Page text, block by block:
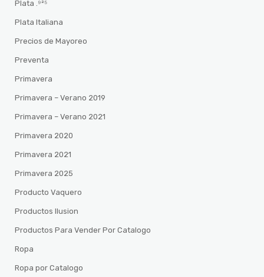
Plata .⁹²⁵
Plata Italiana
Precios de Mayoreo
Preventa
Primavera
Primavera – Verano 2019
Primavera – Verano 2021
Primavera 2020
Primavera 2021
Primavera 2025
Producto Vaquero
Productos Ilusion
Productos Para Vender Por Catalogo
Ropa
Ropa por Catalogo